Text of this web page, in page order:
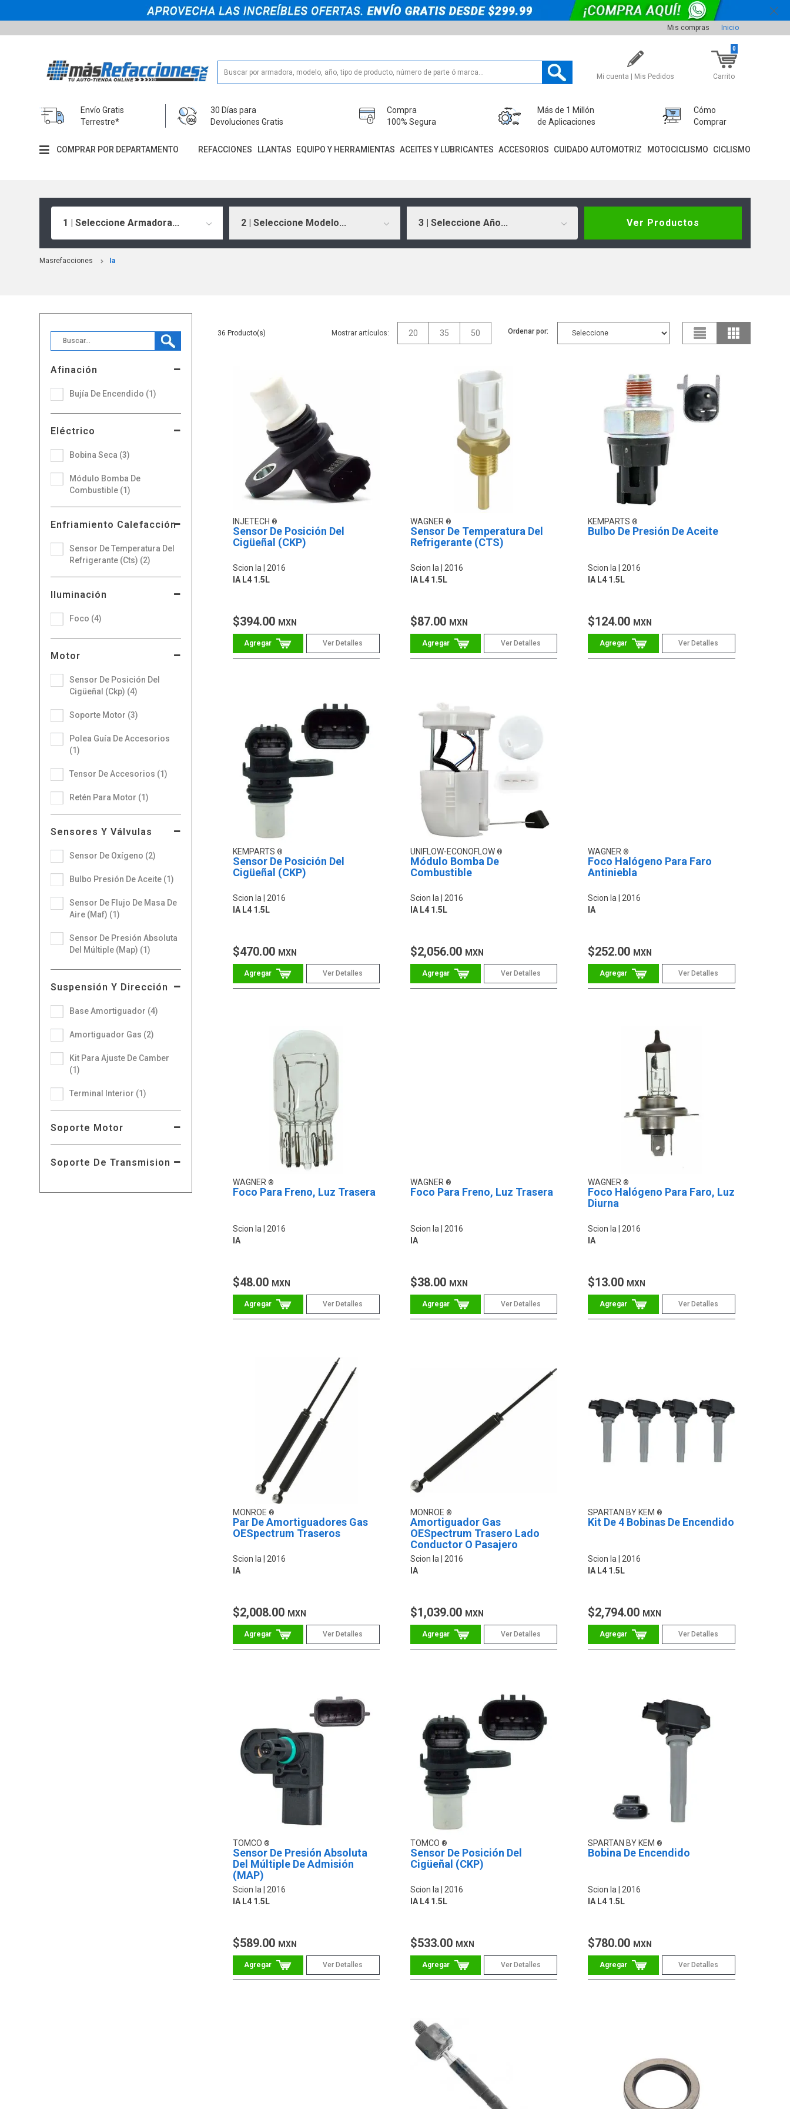
Mis compras Inicio
Mi cuenta | Mis Pedidos Carrito
0
Envío Gratis
Terrestre*
30 Días para
Devoluciones Gratis
Compra
100% Segura
Más de 1 Millón
de Aplicaciones
Cómo
Comprar
COMPRAR POR DEPARTAMENTO REFACCIONES LLANTAS EQUIPO Y HERRAMIENTAS ACEITES Y LUBRICANTES ACCESORIOS CUIDADO AUTOMOTRIZ MOTOCICLISMO CICLISMO
1 | Seleccione Armadora... 2 | Seleccione Modelo... 3 | Seleccione Año... Ver Productos
Masrefacciones Ia
Afinación
Bujía De Encendido (1)
Eléctrico
Bobina Seca (3)
Módulo Bomba De
Combustible (1)
Enfriamiento Calefacción
Sensor De Temperatura Del
Refrigerante (Cts) (2)
Iluminación
Foco (4)
Motor
Sensor De Posición Del
Cigüeñal (Ckp) (4)
Soporte Motor (3)
Polea Guía De Accesorios
(1)
Tensor De Accesorios (1)
Retén Para Motor (1)
Sensores Y Válvulas
Sensor De Oxígeno (2)
Bulbo Presión De Aceite (1)
Sensor De Flujo De Masa De
Aire (Maf) (1)
Sensor De Presión Absoluta
Del Múltiple (Map) (1)
Suspensión Y Dirección
Base Amortiguador (4)
Amortiguador Gas (2)
Kit Para Ajuste De Camber
(1)
Terminal Interior (1)
Soporte Motor
Soporte De Transmision
36 Mostrar artículos: 20 35 50 Ordenar por:
INJETECH
Sensor De Posición Del
Cigüeñal (CKP)
Scion Ia
2016
IA L4 1.5L
$394.00 MXN
Ver Detalles
WAGNER
Sensor De Temperatura Del
Refrigerante (CTS)
Scion Ia
2016
IA L4 1.5L
$87.00 MXN
Ver Detalles
KEMPARTS
Bulbo De Presión De Aceite
Scion Ia
2016
IA L4 1.5L
$124.00 MXN
Ver Detalles
KEMPARTS
Sensor De Posición Del
Cigüeñal (CKP)
Scion Ia 2016
IA L4 1.5L
$470.00 MXN
Ver Detalles
UNIFLOW-ECONOFLOW
Módulo Bomba De
Combustible
Scion Ia 2016
IA L4 1.5L
$2,056.00 MXN
Ver Detalles
WAGNER
Foco Halógeno Para Faro
Antiniebla
Scion Ia 2016
IA
$252.00 MXN
Ver Detalles
WAGNER
Foco Para Freno, Luz Trasera
Scion Ia
2016
IA
$48.00 MXN
Ver Detalles
WAGNER
Foco Para Freno, Luz Trasera
Scion Ia
2016
IA
$38.00 MXN
Ver Detalles
WAGNER
Foco Halógeno Para Faro, Luz
Diurna
Scion Ia
2016
IA
$13.00 MXN
Ver Detalles
MONROE
Par De Amortiguadores Gas
OESpectrum Traseros
Scion Ia 2016
IA
$2,008.00 MXN
Ver Detalles
MONROE
Amortiguador Gas
OESpectrum Trasero Lado
Conductor O Pasajero
Scion Ia 2016
IA
$1,039.00 MXN
Ver Detalles
SPARTAN BY KEM
Kit De 4 Bobinas De Encendido
Scion Ia 2016
IA L4 1.5L
$2,794.00 MXN
Ver Detalles
TOMCO
Sensor De Presión Absoluta
Del Múltiple De Admisión
(MAP)
Scion Ia
2016
IA L4 1.5L
$589.00 MXN
Ver Detalles
TOMCO
Sensor De Posición Del
Cigüeñal (CKP)
Scion Ia
2016
IA L4 1.5L
$533.00 MXN
Ver Detalles
SPARTAN BY KEM
Bobina De Encendido
Scion Ia
2016
IA L4 1.5L
$780.00 MXN
Ver Detalles